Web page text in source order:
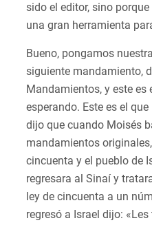
sido el editor, sino
una gran herramienta
Bueno, pongamos
siguiente mandamiento,
Mandamientos, y este
esperando. Este es el
dijo que cuando Moisés
mandamientos
cincuenta y el pueblo de
regresara al Sinaí y
ley de cincuenta a un
regresó a Israel dijo: